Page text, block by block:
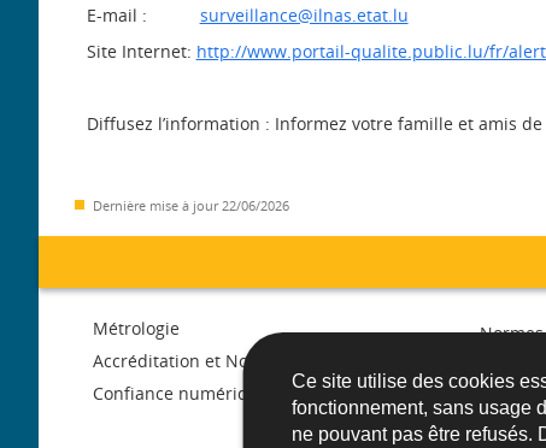
Ce site utilise des cookies
fonctionnement, sans usage
ne pouvant pas être refusés.
E-mail : surveillance@ilnas.etat.lu
Site Internet: http://www.portail-qualite.public.lu/fr/
Diffusez l’information : Informez votre famille et amis
Dernière mise à jour 22/06/2026
Menu
de
Métrologie
Accréditation et Notification
Confiance numérique
marché